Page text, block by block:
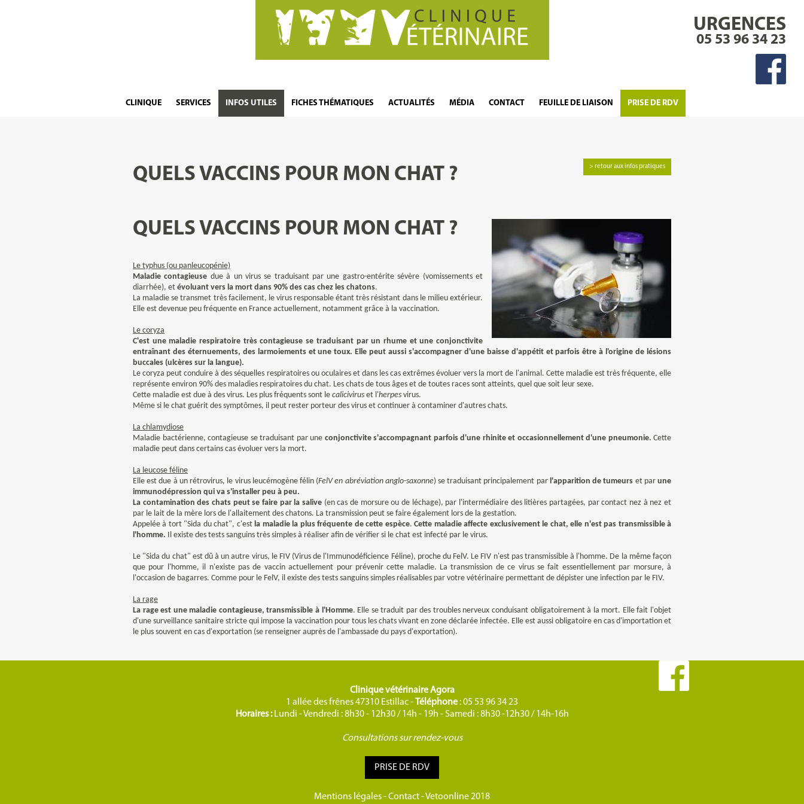
URGENCES
05 53 96 34 23
CLINIQUE SERVICES INFOS UTILES FICHES THÉMATIQUES ACTUALITÉS MÉDIA CONTACT FEUILLE DE LIAISON PRISE DE RDV
> retour aux infos pratiques
QUELS VACCINS POUR MON CHAT ?
QUELS VACCINS POUR MON CHAT ?
Le typhus (ou panleucopénie)
Maladie contagieuse due à un virus se traduisant par une gastro-entérite sévère (vomissements et
diarrhée), et évoluant vers la mort dans 90% des cas chez les chatons.
La maladie se transmet très facilement, le virus responsable étant très résistant dans le milieu extérieur.
Elle est devenue peu fréquente en France actuellement, notamment grâce à la vaccination.
Le coryza
C'est une maladie respiratoire très contagieuse se traduisant par un rhume et une conjonctivite
entraînant des éternuements, des larmoiements et une toux. Elle peut aussi s'accompagner d'une baisse d'appétit et parfois être à l'origine de lésions
buccales (ulcères sur la langue).
Le coryza peut conduire à des séquelles respiratoires ou oculaireset dans les cas extrêmes évoluer vers la mort de l'animal. Cette maladie est très fréquente, elle
représente environ 90% des maladies respiratoires du chat. Les chats de tous âges et de toutes races sont atteints, quel que soit leur sexe.
Cette maladie est due à des virus. Les plus fréquents sont le calicivirus et l'herpes virus.
Même si le chat guérit des symptômes, il peut rester porteur des virus et continuer à contaminer d'autres chats.
La chlamydiose
Maladie bactérienne, contagieuse se traduisant par une conjonctivite s'accompagnant parfois d'une rhinite et occasionnellement d'une pneumonie. Cette
maladie peut dans certains cas évoluer vers la mort.
La leucose féline
Elle est due à un rétrovirus, le virus leucémogène félin (FelV en abréviation anglo-saxonne) se traduisant principalement par l'apparition de tumeurs et parune
immunodépression qui va s'installer peu à peu.
La contamination des chats peut se faire par la salive (en cas de morsure ou de léchage), par l'intermédiaire des litières partagées, par contact nez à nez et
par le lait de la mère lors de l'allaitement des chatons. La transmission peut se faire également lors de la gestation.
Appelée à tort "Sida du chat", c'estla maladie la plus fréquente de cette espèce.Cette maladie affecte exclusivement le chat, elle n'est pas transmissible à
l'homme. Il existe des tests sanguins très simples à réaliser afin de vérifier si le chat est infecté par le virus.
Le "Sida du chat" est dû à un autre virus, le FIV (Virus de l'Immunodéficience Féline), proche du FelV. Le FIV n'est pas transmissible à l'homme. De la même façon
que pour l'homme, il n'existe pas de vaccin actuellement pour prévenir cette maladie. La transmission de ce virus se fait essentiellement par morsure, à
l'occasion de bagarres. Comme pour le FelV, il existe des tests sanguins simples réalisables par votre vétérinaire permettant de dépister une infection par le FIV.
La rage
La rage est une maladie contagieuse, transmissible à l'Homme. Elle se traduit par des troubles nerveux conduisant obligatoirement à la mort. Elle fait l'objet
d'une surveillance sanitaire stricte qui impose la vaccination pour tous les chats vivant en zone déclarée infectée. Elle est aussi obligatoire en cas d'importation et
le plus souvent en cas d'exportation (se renseigner auprès de l'ambassade du pays d'exportation).
Clinique vétérinaire Agora
1 allée des frênes 47310 Estillac -Téléphone : 05 53 96 34 23
Horaires :Lundi - Vendredi : 8h30 - 12h30 / 14h - 19h - Samedi : 8h30 -12h30 / 14h-16h
Consultations sur rendez-vous
PRISE DE RDV
Mentions légales-Contact-Vetoonline 2018